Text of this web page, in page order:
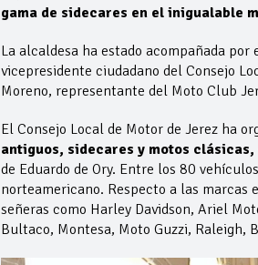
gama de sidecares en el inigualable
La alcaldesa ha estado acompañada
vicepresidente ciudadano del Consejo
Moreno, representante del Moto Club
El Consejo Local de Motor de Jerez ha
antiguos, sidecares y motos
de Eduardo de Ory. Entre los 80
norteamericano. Respecto a las marcas
señeras como Harley Davidson, Ariel
Bultaco, Montesa, Moto Guzzi, Raleigh,